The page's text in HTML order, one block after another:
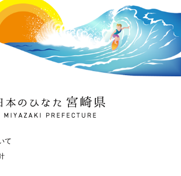
本のひなた 宮崎県
MIYAZAKI PREFECTURE
て